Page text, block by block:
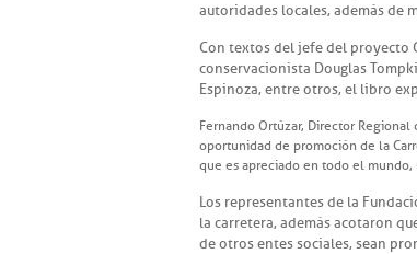
autoridades locales, además de
Con textos del jefe del proyecto
conservacionista Douglas
Espinoza, entre otros, el libro
Fernando Ortúzar, Director
oportunidad de promoción de la
que es apreciado en todo el
Los representantes de la
la carretera, además acotaron
de otros entes sociales, sean